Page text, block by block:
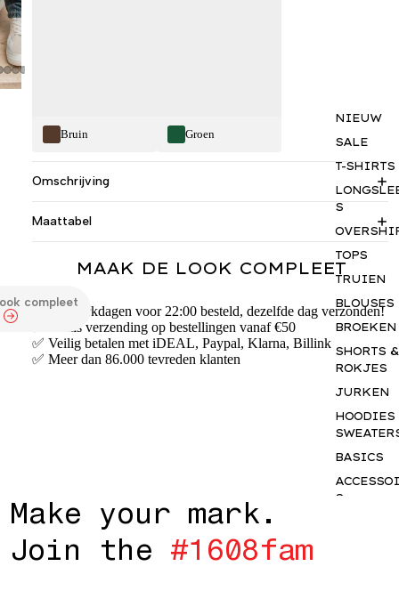
NIEUW
SALE
T-SHIRTS
S
TOPS
TRUIEN
BLOUSES
BROEKEN
SHORTS &
ROKJES
JURKEN
HOODIES
BASICS
S
compleet
Bruin Groen
Omschrijving
Maattabel
MAAK DE LOOK COMPLEET
✅ Op werkdagen voor 22:00 besteld, dezelfde dag verzonden!
✅ Gratis verzending op bestellingen vanaf €50
✅ Veilig betalen met iDEAL, Paypal, Klarna, Billink
✅ Meer dan 86.000 tevreden klanten
Make your mark.
Join the #1 608fam